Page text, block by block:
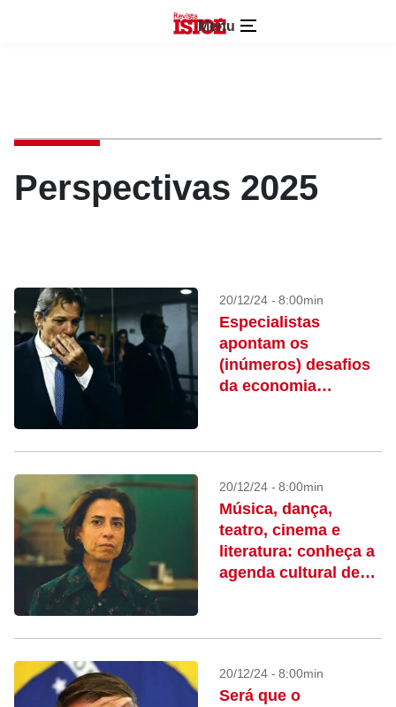
Menu
Perspectivas 2025
20/12/24 - 8:00min
Especialistas
apontam os
(inúmeros) desafios
da economia
20/12/24 - 8:00min
Música, dança,
teatro, cinema e
literatura: conheça a
agenda cultural de
20/12/24 - 8:00min
Será que o